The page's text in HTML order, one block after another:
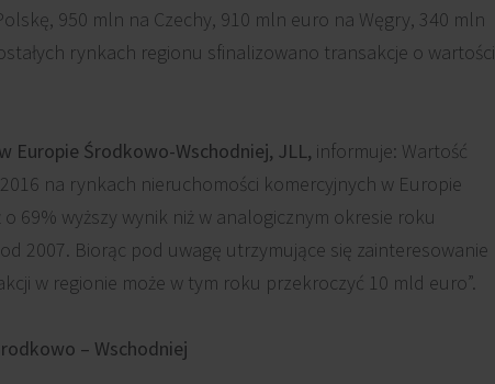
950 mln na Czechy, 910 mln euro na Węgry, 340 mln
rynkach regionu sfinalizowano transakcje o wartości
Europie Środkowo-Wschodniej, JLL, informuje: Wartość
na rynkach nieruchomości komercyjnych w Europie
69% wyższy wynik niż w analogicznym okresie roku
2007. Biorąc pod uwagę utrzymujące się zainteresowanie
w regionie może w tym roku przekroczyć 10 mld euro”.
– Wschodniej